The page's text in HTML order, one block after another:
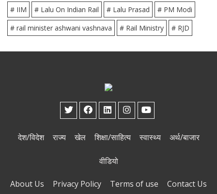
# IIM # Lalu On Indian Rail # Lalu Prasad
# PM Modi
# rail minister ashwani vashnava
# Rail Ministry # RJD
देश/विदेश राज्य खेल शिक्षा/साहित्य स्वास्थ्य अर्थ/बाजार
वीडियो
About Us Privacy Policy Terms of use Contact Us